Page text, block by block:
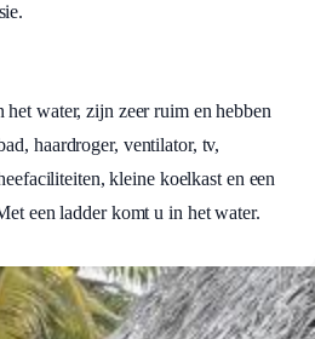
water, zijn zeer ruim en hebben
haardroger, ventilator, tv,
kleine koelkast en een
een ladder komt u in het water.